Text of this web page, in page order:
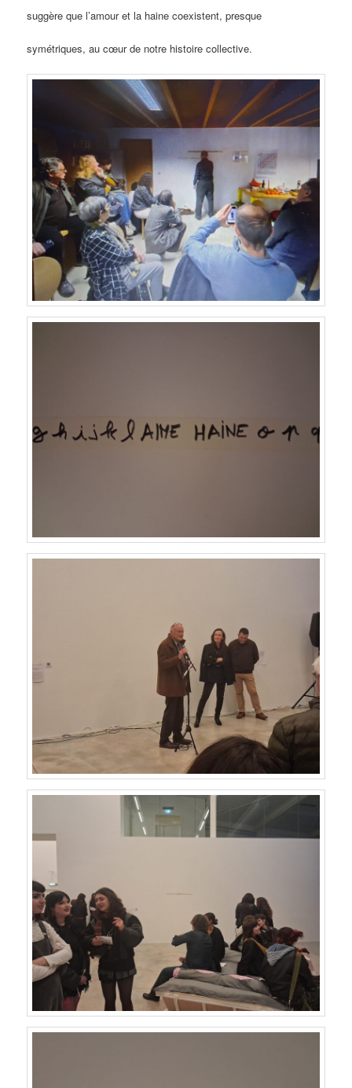
suggère que l’amour et la haine coexistent, presque
symétriques, au cœur de notre histoire collective.